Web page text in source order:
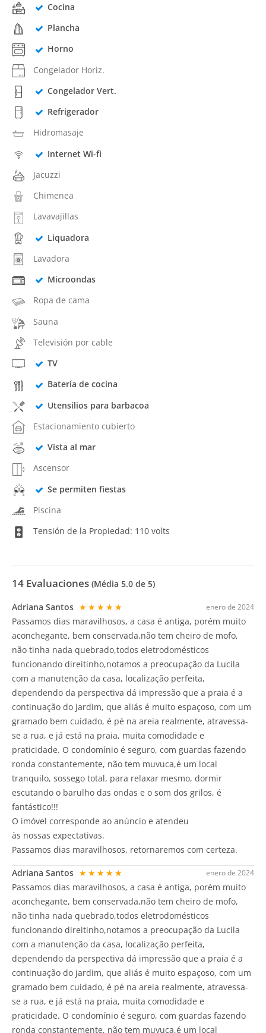
Cocina
Plancha
Horno
Congelador Horiz.
Congelador Vert.
Refrigerador
Hidromasaje
Internet Wi-fi
Jacuzzi
Chimenea
Lavavajillas
Liquadora
Lavadora
Microondas
Ropa de cama
Sauna
Televisión por cable
TV
Batería de cocina
Utensilios para barbacoa
Estacionamiento cubierto
Vista al mar
Ascensor
Se permiten fiestas
Piscina
Tensión de la Propiedad: 110 volts
14 Evaluaciones (Média 5.0 de 5)
enero de 2024
Adriana Santos ★★★★★
Passamos dias maravilhosos, a casa é antiga, porém muito
aconchegante, bem conservada,não tem cheiro de mofo,
não tinha nada quebrado,todos eletrodomésticos
funcionando direitinho,notamos a preocupação da Lucila
com a manutenção da casa, localização perfeita,
dependendo da perspectiva dá impressão que a praia é a
continuação do jardim, que aliás é muito espaçoso, com um
gramado bem cuidado, é pé na areia realmente, atravessa-
se a rua, e já está na praia, muita comodidade e
praticidade. O condomínio é seguro, com guardas fazendo
ronda constantemente, não tem muvuca,é um local
tranquilo, sossego total, para relaxar mesmo, dormir
escutando o barulho das ondas e o som dos grilos, é
fantástico!!!
O imóvel corresponde ao anúncio e atendeu
às nossas expectativas.
Passamos dias maravilhosos, retornaremos com certeza.
enero de 2024
Adriana Santos ★★★★★
Passamos dias maravilhosos, a casa é antiga, porém muito
aconchegante, bem conservada,não tem cheiro de mofo,
não tinha nada quebrado,todos eletrodomésticos
funcionando direitinho,notamos a preocupação da Lucila
com a manutenção da casa, localização perfeita,
dependendo da perspectiva dá impressão que a praia é a
continuação do jardim, que aliás é muito espaçoso, com um
gramado bem cuidado, é pé na areia realmente, atravessa-
se a rua, e já está na praia, muita comodidade e
praticidade. O condomínio é seguro, com guardas fazendo
ronda constantemente, não tem muvuca,é um local